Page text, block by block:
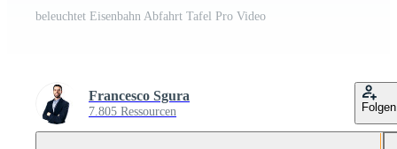
beleuchtet Eisenbahn Abfahrt Tafel Pro Video
Francesco Sgura
7.805 Ressourcen Folgen